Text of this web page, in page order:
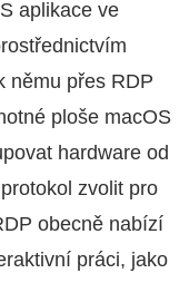
aplikace ve
němu přes RDP
ploše macOS
hardware od
zvolit pro
obecně nabízí
práci, jako